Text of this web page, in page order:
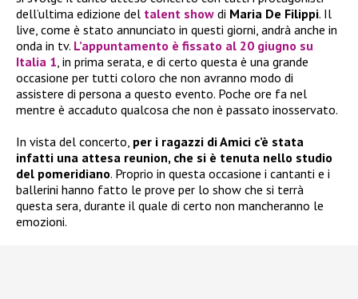
dell’ultima edizione del talent show di Maria De Filippi. Il
live, come è stato annunciato in questi giorni, andrà anche in
onda in tv. L’appuntamento è fissato al 20 giugno su
Italia 1, in prima serata, e di certo questa è una grande
occasione per tutti coloro che non avranno modo di
assistere di persona a questo evento. Poche ore fa nel
mentre è accaduto qualcosa che non è passato inosservato.
In vista del concerto, per i ragazzi di Amici c’è stata
infatti una attesa reunion, che si è tenuta nello studio
del pomeridiano. Proprio in questa occasione i cantanti e i
ballerini hanno fatto le prove per lo show che si terrà
questa sera, durante il quale di certo non mancheranno le
emozioni.